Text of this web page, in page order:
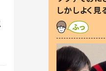
しかしよく見
察した母の投
す！」「現行犯〜